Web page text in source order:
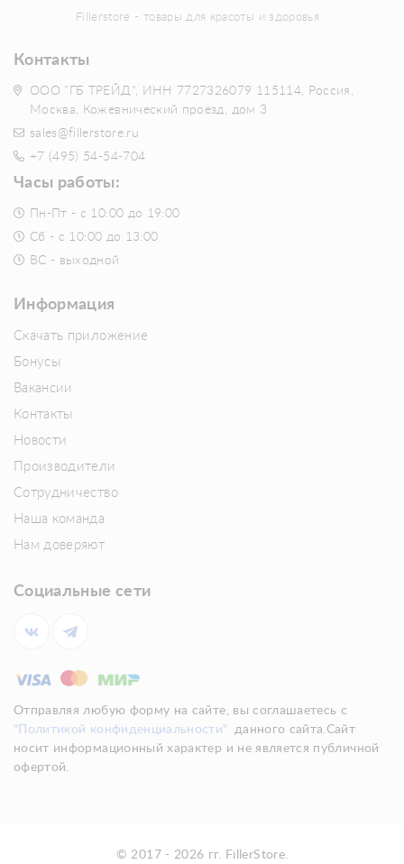
Fillerstore - товары для красоты и здоровья
Контакты
ООО "ГБ ТРЕЙД", ИНН 7727326079 115114, Россия,
Москва, Кожевнический проезд, дом 3
sales@fillerstore.ru
+7 (495) 54-54-704
Часы работы:
Пн-Пт - с 10:00 до 19:00
Сб - с 10:00 до 13:00
ВС - выходной
Информация
Скачать приложение
Бонусы
Вакансии
Контакты
Новости
Производители
Сотрудничество
Наша команда
Нам доверяют
Социальные сети
Отправляя любую форму на сайте, вы соглашаетесь с
"Политикой конфиденциальности"
данного сайта.Сайт
носит информационный характер и не является публичной
офертой.
© 2017 - 2026 гг. FillerStore.